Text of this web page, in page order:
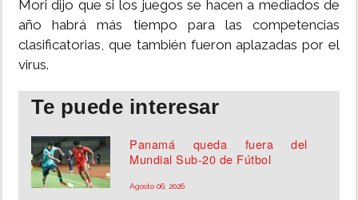
Mori dijo que si los juegos se hacen a mediados de
año habrá más tiempo para las competencias
clasificatorias, que también fueron aplazadas por el
virus.
Te puede interesar
Panamá queda fuera del
Mundial Sub-20 de Fútbol
Agosto 06, 2026